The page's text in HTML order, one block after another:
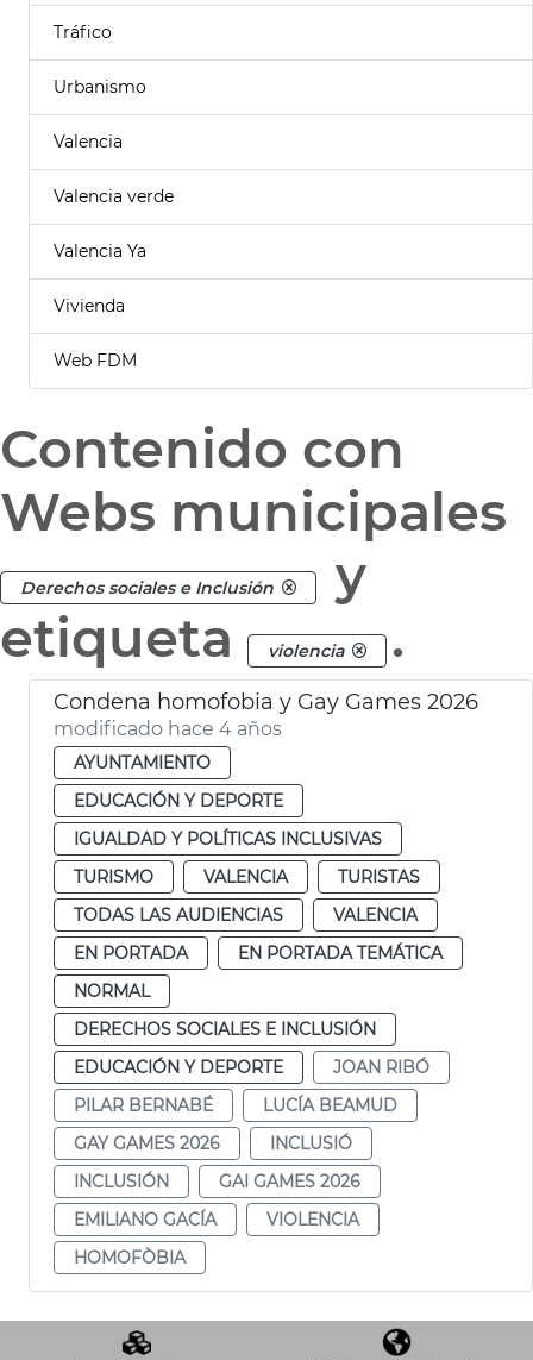
Tráfico
Urbanismo
Valencia
Valencia verde
Valencia Ya
Vivienda
Web FDM
Contenido con
Webs municipales
Derechos sociales e Inclusión
y
etiqueta
violencia .
Condena homofobia y Gay Games 2026
modificado hace 4 años
AYUNTAMIENTO
EDUCACIÓN Y DEPORTE
IGUALDAD Y POLÍTICAS INCLUSIVAS
TURISMO
VALENCIA
TURISTAS
TODAS LAS AUDIENCIAS
VALENCIA
EN PORTADA
EN PORTADA TEMÁTICA
NORMAL
DERECHOS SOCIALES E INCLUSIÓN
EDUCACIÓN Y DEPORTE
JOAN RIBÓ
PILAR BERNABÉ
LUCÍA BEAMUD
GAY GAMES 2026
INCLUSIÓ
INCLUSIÓN
GAI GAMES 2026
EMILIANO GACÍA
VIOLENCIA
HOMOFÒBIA